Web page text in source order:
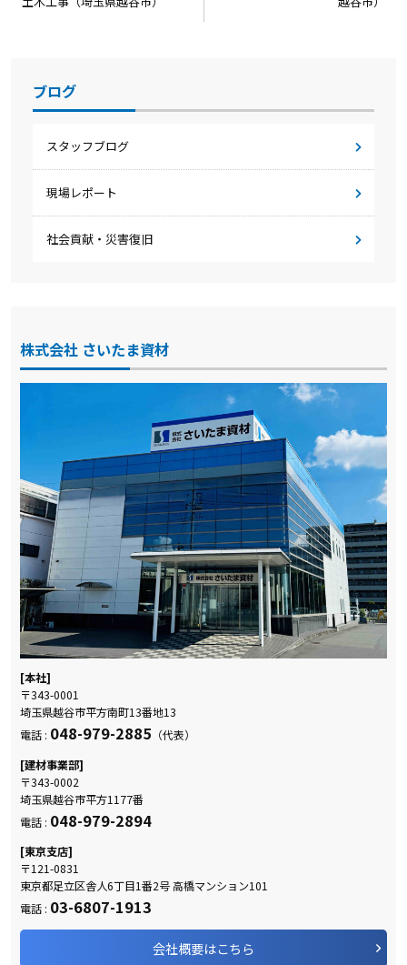
ブログ
スタッフブログ
現場レポート
社会貢献・災害復旧
株式会社 さいたま資材
[本社]
〒343-0001
埼玉県越谷市平方南町13番地13
電話 : 048-979-2885 （代表）
[建材事業部]
〒343-0002
埼玉県越谷市平方1177番
電話 : 048-979-2894
[東京支店]
〒121-0831
東京都足立区舎人6丁目1番2号 高橋マンション101
電話 : 03-6807-1913
会社概要はこちら